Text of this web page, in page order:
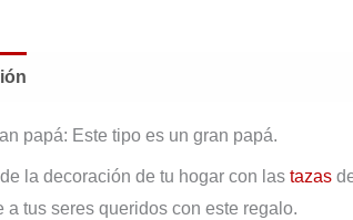
papá: Este tipo es un gran papá.
la decoración de tu hogar con las tazas
a tus seres queridos con este regalo.